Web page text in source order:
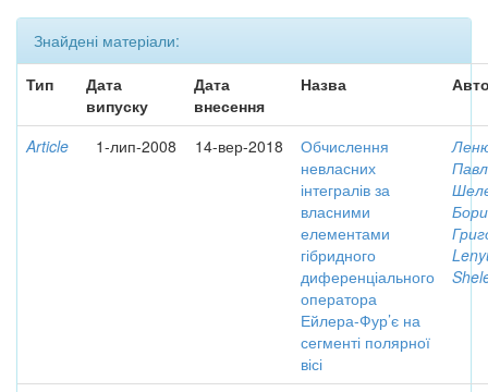
Знайдені матеріали:
Тип
Дата
випуску
Дата
внесення
Назва
Article 1-лип-2008 14-вер-2018
Обчислення
невласних
інтегралів за
власними
елементами
гібридного
диференціального
оператора
Ейлера-Фур’є на
сегменті полярної
вісі